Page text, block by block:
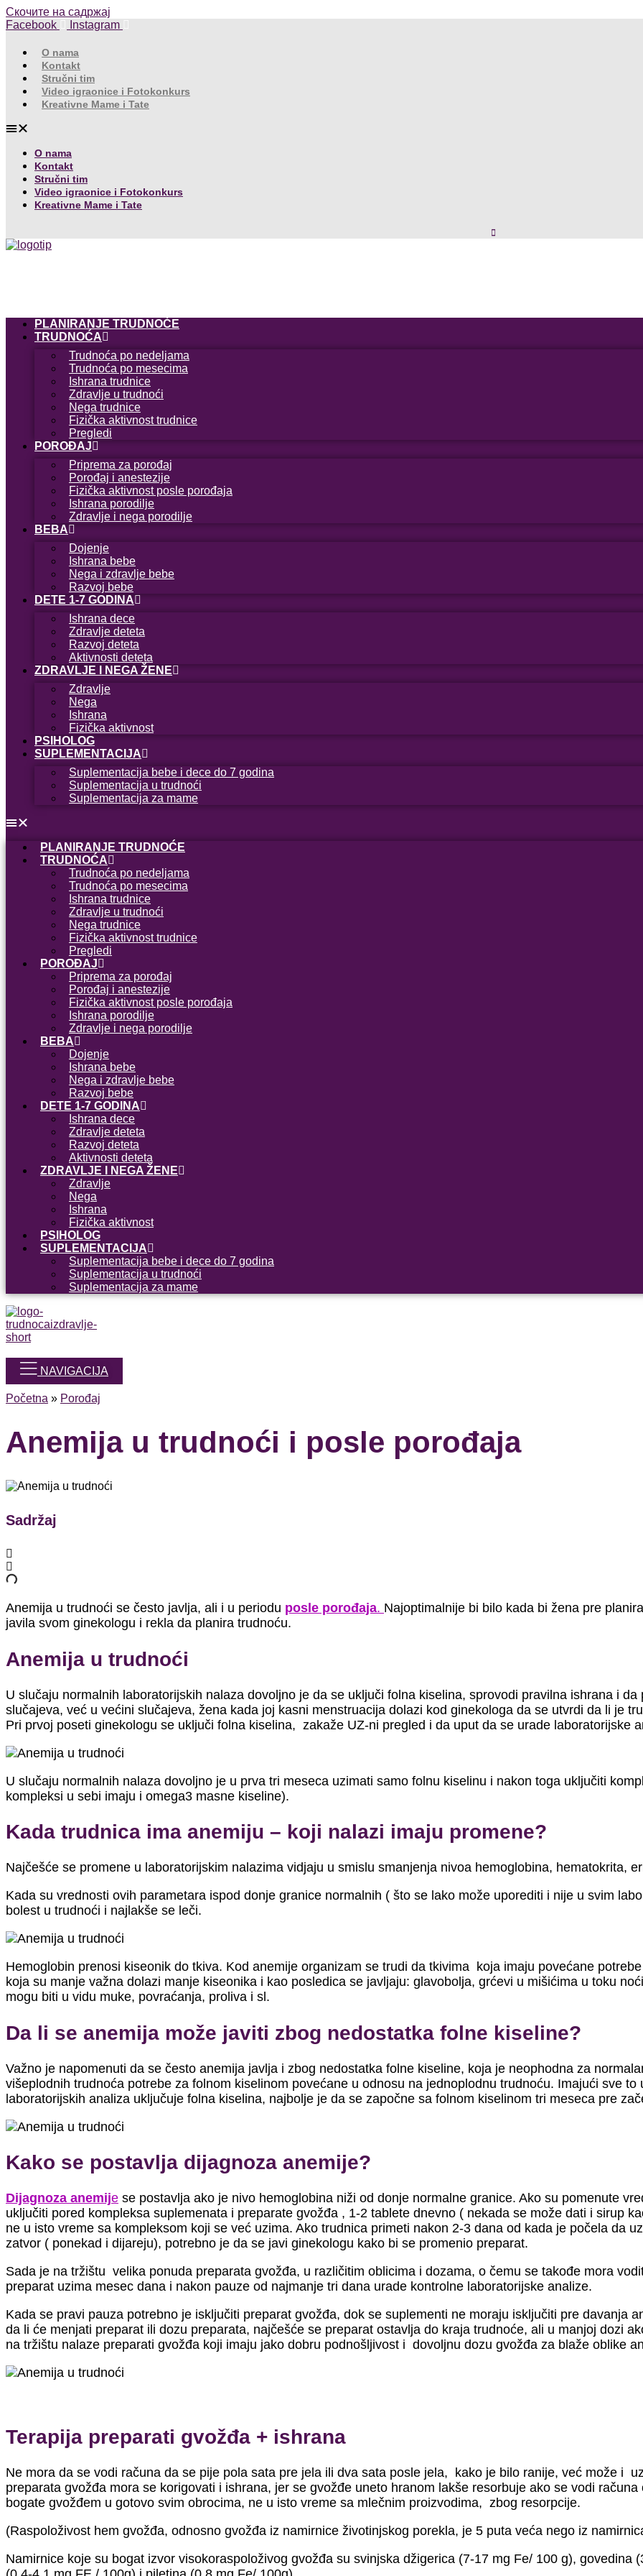
Скочите на садржај
Facebook
Instagram
O nama
Kontakt
Stručni tim
Video igraonice i Fotokonkurs
Kreativne Mame i Tate
O nama
Kontakt
Stručni tim
Video igraonice i Fotokonkurs
Kreativne Mame i Tate
PLANIRANJE TRUDNOĆE
TRUDNOĆA
Trudnoća po nedeljama
Trudnoća po mesecima
Ishrana trudnice
Zdravlje u trudnoći
Nega trudnice
Fizička aktivnost trudnice
Pregledi
POROĐAJ
Priprema za porođaj
Porođaj i anestezije
Fizička aktivnost posle porođaja
Ishrana porodilje
Zdravlje i nega porodilje
BEBA
Dojenje
Ishrana bebe
Nega i zdravlje bebe
Razvoj bebe
DETE 1-7 GODINA
Ishrana dece
Zdravlje deteta
Razvoj deteta
Aktivnosti deteta
ZDRAVLJE I NEGA ŽENE
Zdravlje
Nega
Ishrana
Fizička aktivnost
PSIHOLOG
SUPLEMENTACIJA
Suplementacija bebe i dece do 7 godina
Suplementacija u trudnoći
Suplementacija za mame
PLANIRANJE TRUDNOĆE
TRUDNOĆA
Trudnoća po nedeljama
Trudnoća po mesecima
Ishrana trudnice
Zdravlje u trudnoći
Nega trudnice
Fizička aktivnost trudnice
Pregledi
POROĐAJ
Priprema za porođaj
Porođaj i anestezije
Fizička aktivnost posle porođaja
Ishrana porodilje
Zdravlje i nega porodilje
BEBA
Dojenje
Ishrana bebe
Nega i zdravlje bebe
Razvoj bebe
DETE 1-7 GODINA
Ishrana dece
Zdravlje deteta
Razvoj deteta
Aktivnosti deteta
ZDRAVLJE I NEGA ŽENE
Zdravlje
Nega
Ishrana
Fizička aktivnost
PSIHOLOG
SUPLEMENTACIJA
Suplementacija bebe i dece do 7 godina
Suplementacija u trudnoći
Suplementacija za mame
NAVIGACIJA
Početna » Porođaj
Anemija u trudnoći i posle porođaja
Sadržaj
Anemija u trudnoći se često javlja, ali i u periodu posle porođaja. Najoptimalnije bi bilo kada bi žena pre
javila svom ginekologu i rekla da planira trudnoću.
Anemija u trudnoći
U slučaju normalnih laboratorijskih nalaza dovoljno je da se uključi folna kiselina, sprovodi pravilna ishrana i
slučajeva, već u većini slučajeva, žena kada joj kasni menstruacija dolazi kod ginekologa da se utvrdi da li je
Pri prvoj poseti ginekologu se uključi folna kiselina, zakaže UZ-ni pregled i da uput da se urade laboratorijske
U slučaju normalnih nalaza dovoljno je u prva tri meseca uzimati samo folnu kiselinu i nakon toga uključiti
kompleksi u sebi imaju i omega3 masne kiseline).
Kada trudnica ima anemiju – koji nalazi imaju promene?
Najčešće se promene u laboratorijskim nalazima vidjaju u smislu smanjenja nivoa hemoglobina, hematokrita,
Kada su vrednosti ovih parametara ispod donje granice normalnih ( što se lako može uporediti i nije u svim
bolest u trudnoći i najlakše se leči.
Hemoglobin prenosi kiseonik do tkiva. Kod anemije organizam se trudi da tkivima koja imaju povećane
koja su manje važna dolazi manje kiseonika i kao posledica se javljaju: glavobolja, grćevi u mišićima u toku
mogu biti u vidu muke, povraćanja, proliva i sl.
Da li se anemija može javiti zbog nedostatka folne kiseline?
Važno je napomenuti da se često anemija javlja i zbog nedostatka folne kiseline, koja je neophodna za
višeplodnih trudnoća potrebe za folnom kiselinom povećane u odnosu na jednoplodnu trudnoću. Imajući sve
laboratorijskih analiza uključuje folna kiselina, najbolje je da se započne sa folnom kiselinom tri meseca pre
Kako se postavlja dijagnoza anemije?
Dijagnoza anemije se postavlja ako je nivo hemoglobina niži od donje normalne granice. Ako su pomenute
uključiti pored kompleksa suplemenata i preparate gvožđa , 1-2 tablete dnevno ( nekada se može dati i sirup
ne u isto vreme sa kompleksom koji se već uzima. Ako trudnica primeti nakon 2-3 dana od kada je počela da
zatvor ( ponekad i dijareju), potrebno je da se javi ginekologu kako bi se promenio preparat.
Sada je na tržištu velika ponuda preparata gvožđa, u različitim oblicima i dozama, o čemu se takođe mora
preparat uzima mesec dana i nakon pauze od najmanje tri dana urade kontrolne laboratorijske analize.
Kada se pravi pauza potrebno je isključiti preparat gvožđa, dok se suplementi ne moraju isključiti pre davanja
da li će menjati preparat ili dozu preparata, najčešće se preparat ostavlja do kraja trudnoće, ali u manjoj dozi
na tržištu nalaze preparati gvožđa koji imaju jako dobru podnošljivost i dovoljnu dozu gvožđa za blaže oblike
Terapija preparati gvožđa + ishrana
Ne mora da se vodi računa da se pije pola sata pre jela ili dva sata posle jela, kako je bilo ranije, već može i
preparata gvožđa mora se korigovati i ishrana, jer se gvožđe uneto hranom lakše resorbuje ako se vodi
bogate gvožđem u gotovo svim obrocima, ne u isto vreme sa mlečnim proizvodima, zbog resorpcije.
(Raspoloživost hem gvožđa, odnosno gvožđa iz namirnice životinjskog porekla, je 5 puta veća nego iz
Namirnice koje su bogat izvor visokoraspoloživog gvožđa su svinjska džigerica (7-17 mg Fe/ 100 g), govedina